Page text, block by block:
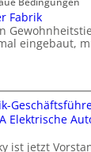
Fabrik
eingebaut,
Elektrische
ist jetzt